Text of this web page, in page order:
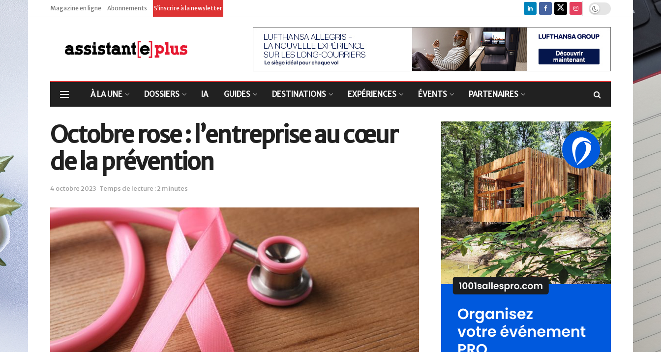
Magazine en ligne Abonnements S’inscrire à la newsletter
À LA UNE DOSSIERS IA GUIDES DESTINATIONS EXPÉRIENCES ÉVENTS PARTENAIRES
Octobre rose : l’entreprise au cœur
de la prévention
4 octobre 2023 Temps de lecture : 2 minutes